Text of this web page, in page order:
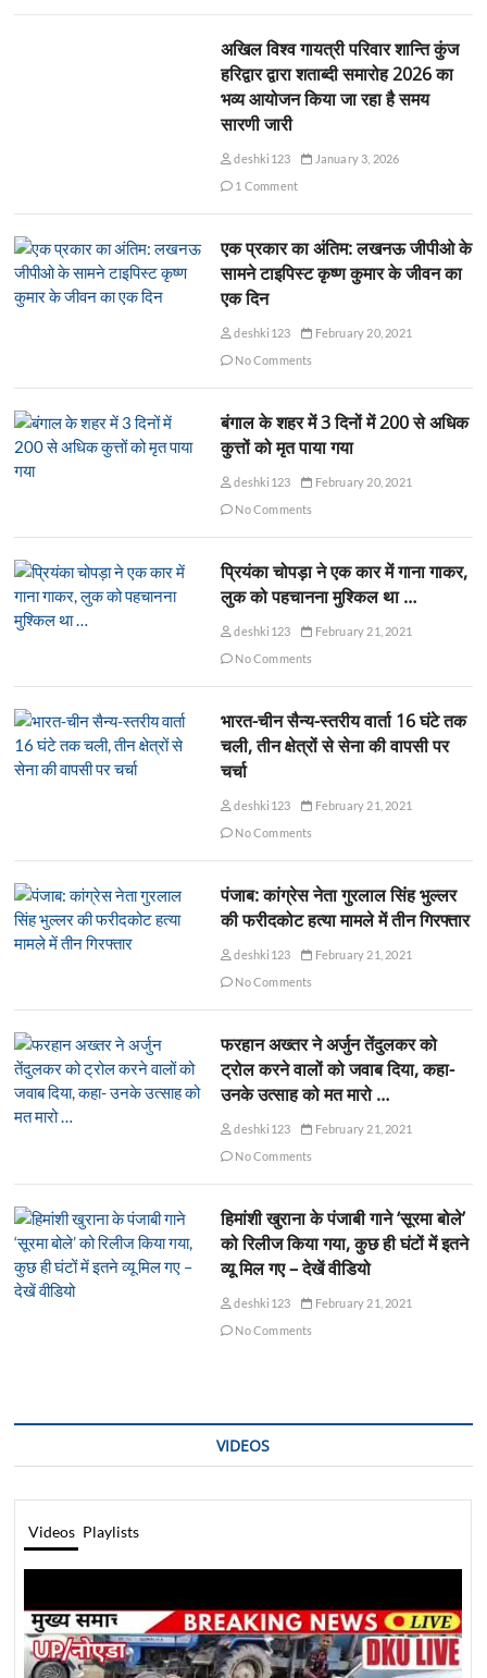
अखिल विश्व गायत्री परिवार शान्ति कुंज
हरिद्वार द्वारा शताब्दी समारोह 2026 का
भव्य आयोजन किया जा रहा है समय
सारणी जारी
deshki123
January 3, 2026
1 Comment
एक प्रकार का अंतिम: लखनऊ जीपीओ के
सामने टाइपिस्ट कृष्ण कुमार के जीवन का
एक दिन
deshki123
February 20, 2021
No Comments
बंगाल के शहर में 3 दिनों में 200 से अधिक
कुत्तों को मृत पाया गया
deshki123
February 20, 2021
No Comments
प्रियंका चोपड़ा ने एक कार में गाना गाकर,
लुक को पहचानना मुश्किल था …
deshki123
February 21, 2021
No Comments
भारत-चीन सैन्य-स्तरीय वार्ता 16 घंटे तक
चली, तीन क्षेत्रों से सेना की वापसी पर
चर्चा
deshki123
February 21, 2021
No Comments
पंजाब: कांग्रेस नेता गुरलाल सिंह भुल्लर
की फरीदकोट हत्या मामले में तीन गिरफ्तार
deshki123
February 21, 2021
No Comments
फरहान अख्तर ने अर्जुन तेंदुलकर को
ट्रोल करने वालों को जवाब दिया, कहा-
उनके उत्साह को मत मारो …
deshki123
February 21, 2021
No Comments
हिमांशी खुराना के पंजाबी गाने ‘सूरमा बोले’
को रिलीज किया गया, कुछ ही घंटों में इतने
व्यू मिल गए – देखें वीडियो
deshki123
February 21, 2021
No Comments
VIDEOS
Videos Playlists